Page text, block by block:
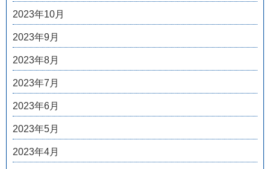
2023年10月
2023年9月
2023年8月
2023年7月
2023年6月
2023年5月
2023年4月